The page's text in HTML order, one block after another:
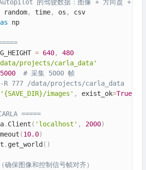
的驾驶数据：图像 + 方向盘 + 油
random, time, os ,
as np
= 640,
480
projects/carla_data'
5000
# 采集 5000 帧
-R 777 /data/projects/carla_data
'{SAVE_DIR}/images' , exist_ok=True
=====
. Client ( 'localhost' , 2000)
(10.0)
. get_world ( )
保图像和控制信号帧对齐）